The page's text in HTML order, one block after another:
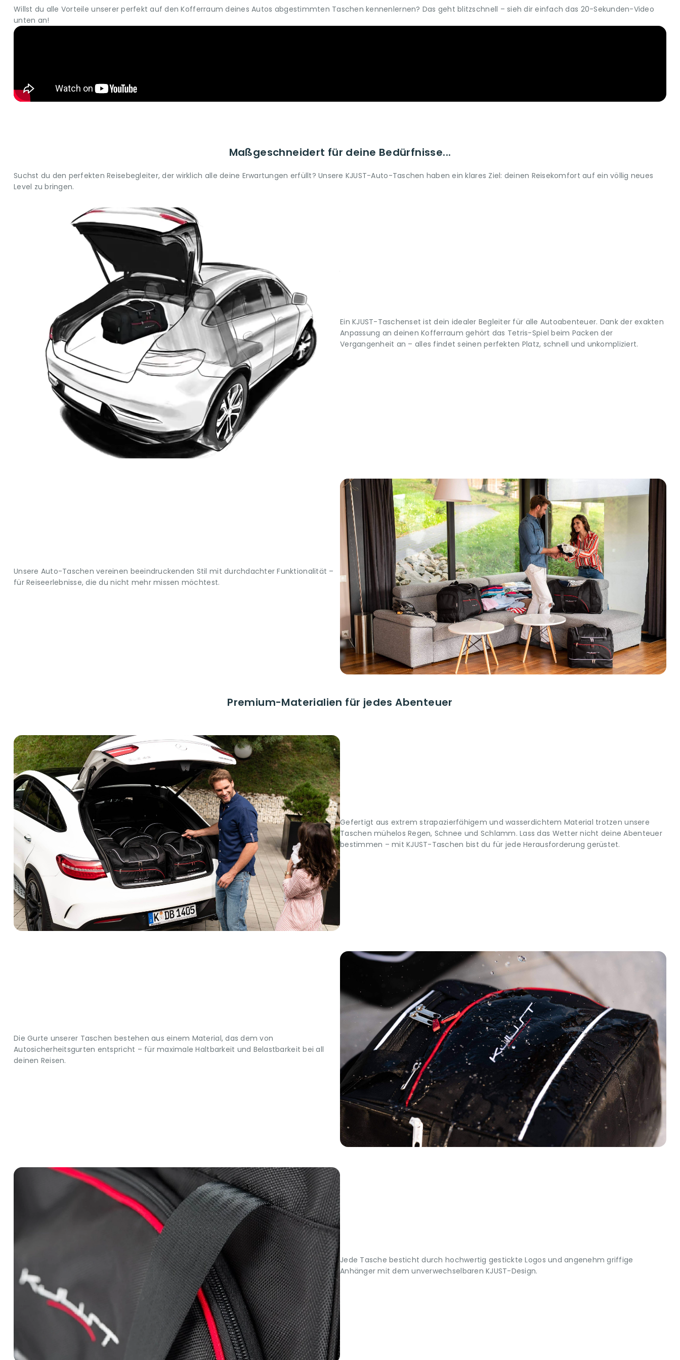
Willst du alle Vorteile unserer perfekt auf den Kofferraum deines Autos abgestimmten Taschen kennenlernen? Das geht blitzschnell – sieh dir einfach das 20-Sekunden-Video
unten an!
Maßgeschneidert für deine Bedürfnisse...
Suchst du den perfekten Reisebegleiter, der wirklich alle deine Erwartungen erfüllt? Unsere KJUST-Auto-Taschen haben ein klares Ziel: deinen Reisekomfort auf ein völlig neues
Level zu bringen.
Ein KJUST-Taschenset ist dein idealer Begleiter für alle Autoabenteuer. Dank der exakten
Anpassung an deinen Kofferraum gehört das Tetris-Spiel beim Packen der
Vergangenheit an – alles findet seinen perfekten Platz, schnell und unkompliziert.
Unsere Auto-Taschen vereinen beeindruckenden Stil mit durchdachter Funktionalität –
für Reiseerlebnisse, die du nicht mehr missen möchtest.
Premium-Materialien für jedes Abenteuer
Gefertigt aus extrem strapazierfähigem und wasserdichtem Material trotzen unsere
Taschen mühelos Regen, Schnee und Schlamm. Lass das Wetter nicht deine Abenteuer
bestimmen – mit KJUST-Taschen bist du für jede Herausforderung gerüstet.
Die Gurte unserer Taschen bestehen aus einem Material, das dem von
Autosicherheitsgurten entspricht – für maximale Haltbarkeit und Belastbarkeit bei all
deinen Reisen.
Jede Tasche besticht durch hochwertig gestickte Logos und angenehm griffige
Anhänger mit dem unverwechselbaren KJUST-Design.